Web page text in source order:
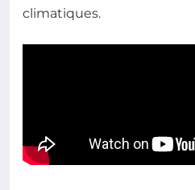
climatiques.